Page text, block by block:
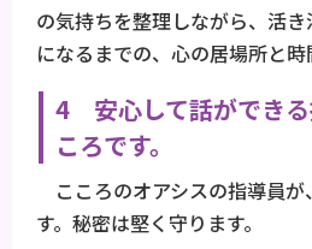
の気持ちを整理しながら、活
になるまでの、心の居場所と時
4 安心して話ができる
ころです。
こころのオアシスの指導員が
す。秘密は堅く守ります。